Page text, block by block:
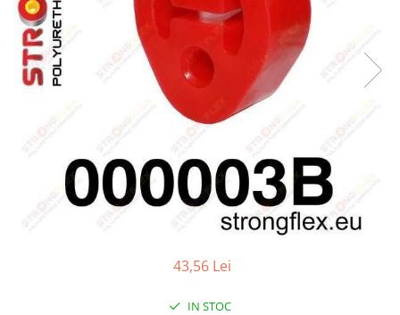
Statii radio CB
Suspensii auto
Bucsi poliuretan
Tuning aerodinamic
Adaos bara fata
Adaos bara spate
Aripi auto
Bara fata
43,56 Lei
IN STOC